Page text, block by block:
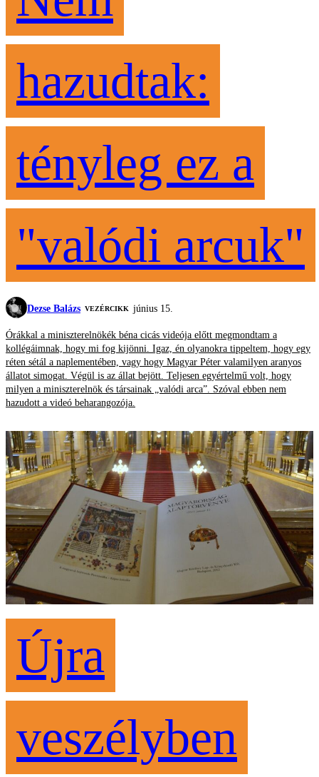
hazudtak:
tényleg ez a
"valódi arcuk"
Dezse Balázs VEZÉRCIKK június 15.
Órákkal a miniszterelnökék béna cicás videója előtt megmondtam a
kollégáimnak, hogy mi fog kijönni. Igaz, én olyanokra tippeltem, hogy egy
réten sétál a naplementében, vagy hogy Magyar Péter valamilyen aranyos
állatot simogat. Végül is az állat bejött. Teljesen egyértelmű volt, hogy
milyen a miniszterelnök és társainak „valódi arca”. Szóval ebben nem
hazudott a videó beharangozója.
Újra
veszélyben